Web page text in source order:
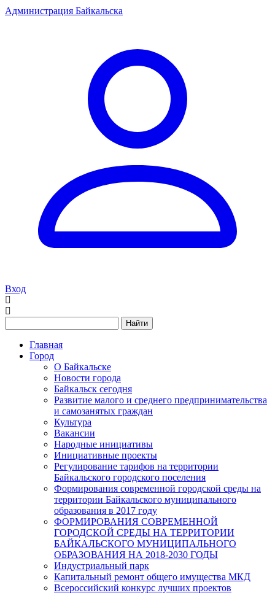
Администрация Байкальска
Вход
Найти
Главная
Город
О Байкальске
Новости города
Байкальск сегодня
Развитие малого и среднего предпринимательства
и самозанятых граждан
Культура
Вакансии
Народные инициативы
Инициативные проекты
Регулирование тарифов на территории
Байкальского городского поселения
Формирования современной городской среды на
территории Байкальского муниципального
образования в 2017 году
ФОРМИРОВАНИЯ СОВРЕМЕННОЙ
ГОРОДСКОЙ СРЕДЫ НА ТЕРРИТОРИИ
БАЙКАЛЬСКОГО МУНИЦИПАЛЬНОГО
ОБРАЗОВАНИЯ НА 2018-2030 ГОДЫ
Индустриальный парк
Капитальный ремонт общего имущества МКД
Всероссийский конкурс лучших проектов